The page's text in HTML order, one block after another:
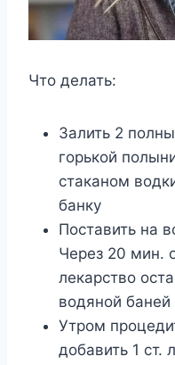
Что делать:
Залить 2
горькой
стаканом
банку
Поставить на
Через 20 мин.
лекарство
водяной баней
Утром
добавить 1 ст.